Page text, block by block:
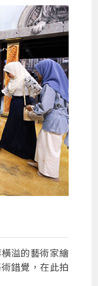
溢的藝術家繪
錯覺，在此拍